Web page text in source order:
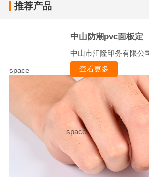
推荐产品
space
中山防潮pvc面板定
中山市汇隆印务有限公
查看更多
space